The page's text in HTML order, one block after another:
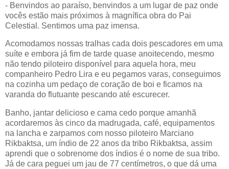
- Benvindos ao paraíso, benvindos a um lugar de paz onde
vocês estão mais próximos à magnífica obra do Pai
Celestial. Sentimos uma paz imensa.
Acomodamos nossas tralhas cada dois pescadores em uma
suíte e embora já fim de tarde quase anoitecendo, mesmo
não tendo piloteiro disponível para aquela hora, meu
companheiro Pedro Lira e eu pegamos varas, conseguimos
na cozinha um pedaço de coração de boi e ficamos na
varanda do flutuante pescando até escurecer.
Banho, jantar delicioso e cama cedo porque amanhã
acordaremos às cinco da madrugada, café, equipamentos
na lancha e zarpamos com nosso piloteiro Marciano
Rikbaktsa, um índio de 22 anos da tribo Rikbaktsa, assim
aprendi que o sobrenome dos índios é o nome de sua tribo.
Já de cara peguei um jau de 77 centímetros, o que dá uma